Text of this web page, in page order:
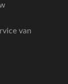
van